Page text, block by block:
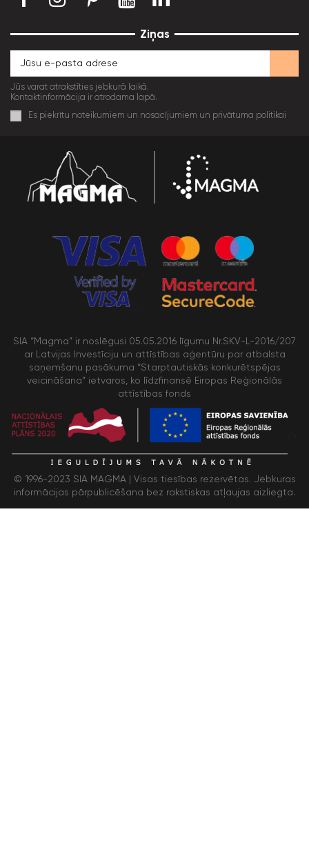
Ziņas
Jūs varat atrakstīties jebkurā laikā.
Kontaktinformācija ir atrodama lapā.
Es piekrītu noteikumiem un nosacījumiem un privātuma politikai
SIA “Magma” ir noslēgusi 05.05.2016 līgumu Nr.SKV-L-2016/207
ar Latvijas Investīciju un attīstības aģentūru par atbalsta
saņemšanu pasākuma “Starptautiskās konkurētspējas
veicināšana” ietvaros, ko līdzfinansē Eiropas Reģionālās
attīstības fonds
© 1996-2023 SIA MAGMA | Visas tiesības rezervētas. Jebkuras
informācijas pārpublicēšana bez rakstiskas atļaujas aizliegta.